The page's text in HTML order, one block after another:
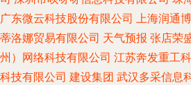
广东微云科技股份有限公司 上海润通
蒂洛娜贸易有限公司 天气预报 张店荣
州）网络科技有限公司 江苏奔发重工
科技有限公司 建设集团 武汉多采信息